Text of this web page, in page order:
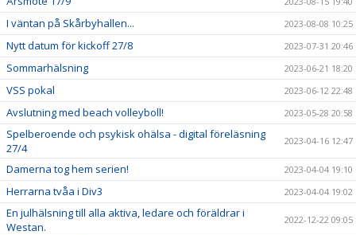
I väntan på Skårbyhallen... 2023-08-08 10:25
Nytt datum för kickoff 27/8 2023-07-31 20:46
Sommarhälsning 2023-06-21 18:20
VSS pokal 2023-06-12 22:48
Avslutning med beach volleyboll! 2023-05-28 20:58
Spelberoende och psykisk ohälsa - digital föreläsning
27/4
2023-04-16 12:47
Damerna tog hem serien! 2023-04-04 19:10
Herrarna tvåa i Div3 2023-04-04 19:02
En julhälsning till alla aktiva, ledare och föräldrar i
Westan.
2022-12-22 09:05